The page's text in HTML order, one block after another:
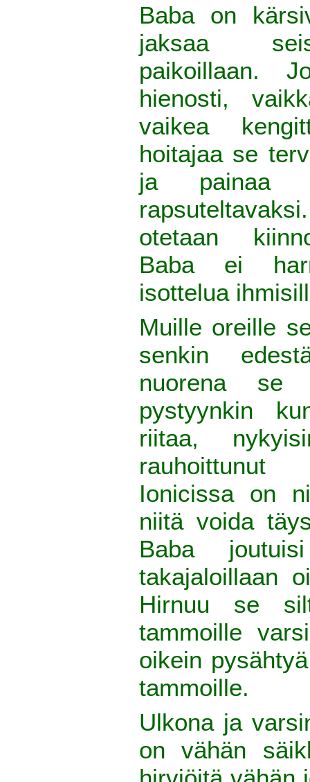
Baba on
jaksaa
paikoillaan.
hienosti,
vaikea
hoitajaa se
ja painaa
otetaan
Baba ei
isottelua
Muille oreille
senkin
nuorena se
pystyynkin
riitaa,
Ionicissa on
niitä voida
Baba
takajaloillaan
Hirnuu se
tammoille
oikein
tammoille.
Ulkona ja
on vähän